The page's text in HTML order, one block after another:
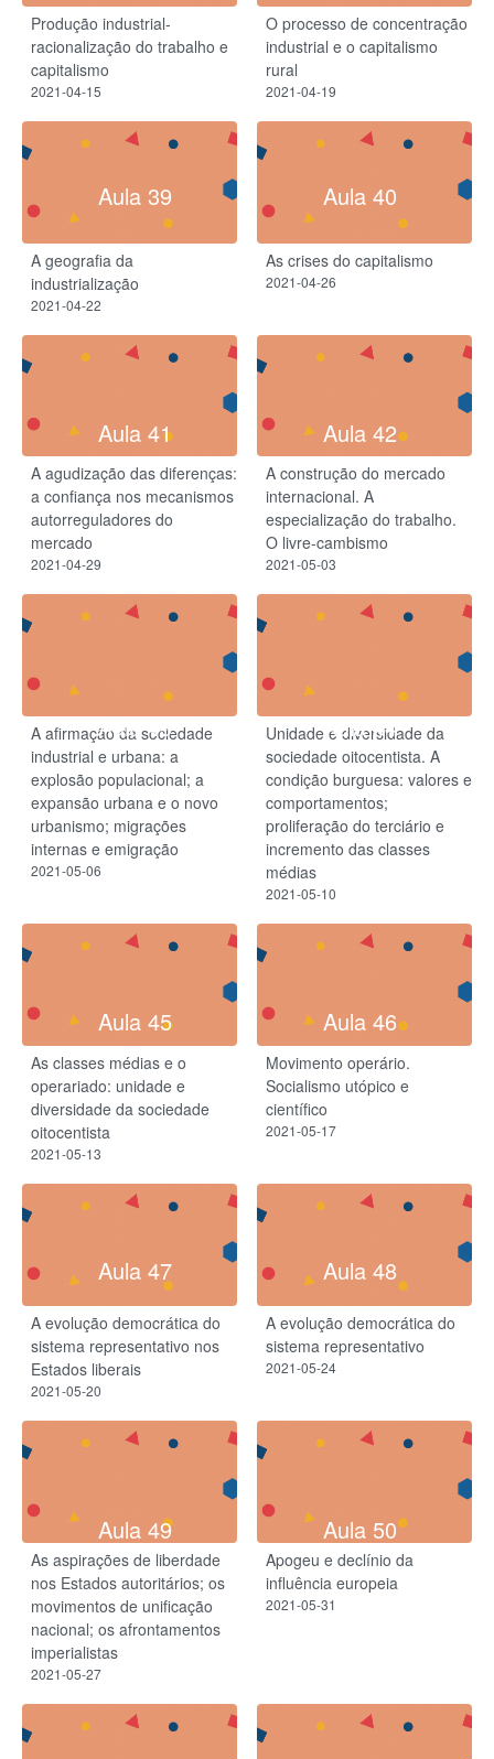
Produção industrial-
racionalização do trabalho e
capitalismo
2021-04-15
O processo de concentração
industrial e o capitalismo
rural
2021-04-19
Aula 39
A geografia da
industrialização
2021-04-22
Aula 40
As crises do capitalismo
2021-04-26
Aula 41
A agudização das diferenças:
a confiança nos mecanismos
autorreguladores do
mercado
2021-04-29
Aula 42
A construção do mercado
internacional. A
especialização do trabalho.
O livre-cambismo
2021-05-03
Aula 43
A afirmação da sociedade
industrial e urbana: a
explosão populacional; a
expansão urbana e o novo
urbanismo; migrações
internas e emigração
2021-05-06
Aula 44
Unidade e diversidade da
sociedade oitocentista. A
condição burguesa: valores e
comportamentos;
proliferação do terciário e
incremento das classes
médias
2021-05-10
Aula 45
As classes médias e o
operariado: unidade e
diversidade da sociedade
oitocentista
2021-05-13
Aula 46
Movimento operário.
Socialismo utópico e
científico
2021-05-17
Aula 47
A evolução democrática do
sistema representativo nos
Estados liberais
2021-05-20
Aula 48
A evolução democrática do
sistema representativo
2021-05-24
Aula 49
As aspirações de liberdade
nos Estados autoritários; os
movimentos de unificação
nacional; os afrontamentos
imperialistas
2021-05-27
Aula 50
Apogeu e declínio da
influência europeia
2021-05-31